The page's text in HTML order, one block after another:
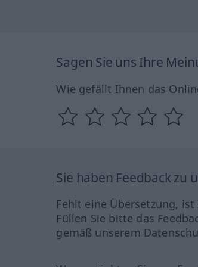
Sagen Sie uns Ihre
Wie gefällt Ihnen das
Sie haben Feedback zu
Fehlt eine Übersetzung,
Füllen Sie bitte das
gemäß unserem